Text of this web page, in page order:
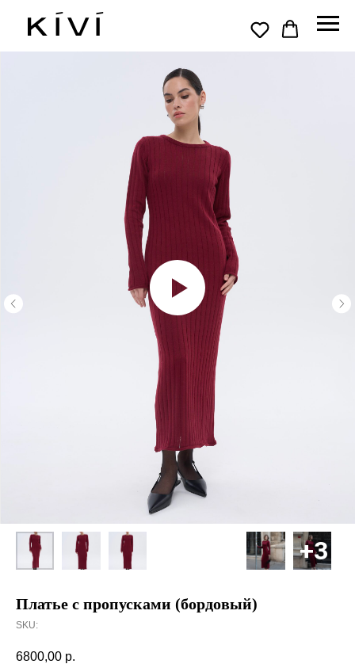
Платье с пропусками (бордовый)
SKU:
6800,00 р.